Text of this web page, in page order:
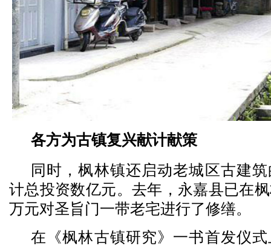
各方为古镇复兴献计献策
同时，枫林镇还启动老城区古建
计总投资数亿元。去年，永嘉县已在
万元对圣旨门一带老宅进行了修缮。
在《枫林古镇研究》一书首发仪